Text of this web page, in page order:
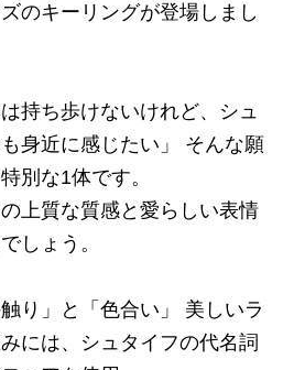
のキーリングが登場しまし
持ち歩けないけれど、シュ
身近に感じたい」 そんな願
別な1体です。
上質な質感と愛らしい表情
しょう。
り」と「色合い」 美しいラ
には、シュタイフの代名詞